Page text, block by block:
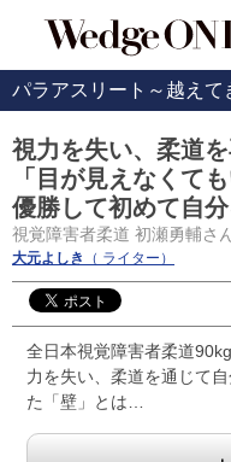
パラアスリート～越えて
視力を失い、柔道を
「目が見えなくて
優勝して初めて自
視覚障害者柔道 初瀬勇輔さ
大元よしき （ ライター）
全日本視覚障害者柔道
力を失い、柔道を通じて
た「壁」とは…